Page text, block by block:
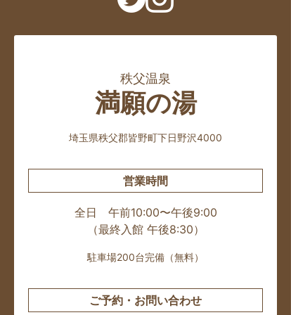
秩父温泉
満願の湯
埼玉県秩父郡皆野町下日野沢4000
営業時間
全日 午前10:00〜午後9:00
（最終入館 午後8:30）
駐車場200台完備（無料）
ご予約・お問い合わせ